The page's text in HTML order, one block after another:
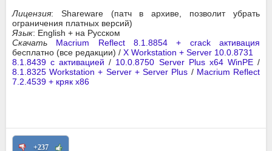
Лицензия: Shareware (патч в архиве, позволит убрать
ограничения платных версий)
Язык: English + на Русском
Скачать Macrium Reflect 8.1.8854 + crack активация
бесплатно (все редакции) / X Workstation + Server 10.0.8731
8.1.8439 с активацией / 10.0.8750 Server Plus x64 WinPE/
8.1.8325 Workstation + Server + Server Plus / Macrium Reflect
7.2.4539 + кряк x86
+237